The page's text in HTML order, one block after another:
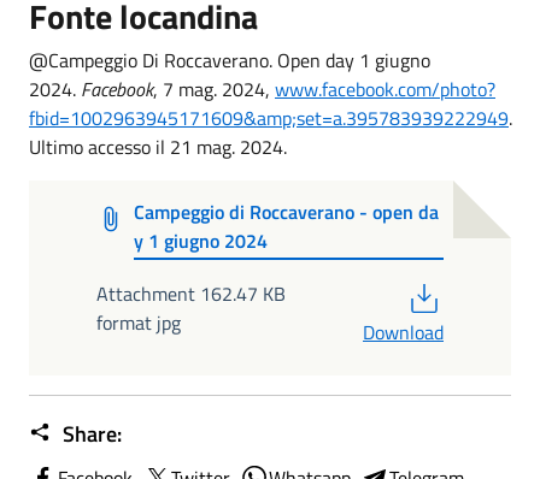
Fonte locandina
@Campeggio Di Roccaverano. Open day 1 giugno
2024. Facebook, 7 mag. 2024, www.facebook.com/photo?
fbid=1002963945171609&amp;set=a.395783939222949.
Ultimo accesso il 21 mag. 2024.
Campeggio di Roccaverano - open da
y 1 giugno 2024
Attachment 162.47 KB
format jpg
Download
Share: